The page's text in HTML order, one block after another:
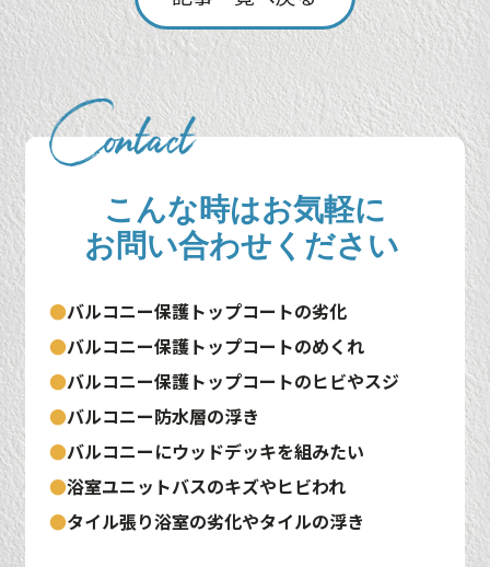
こんな時はお気軽に
お問い合わせください
●バルコニー保護トップコートの劣化
●バルコニー保護トップコートのめくれ
●バルコニー保護トップコートのヒビやスジ
●バルコニー防水層の浮き
●バルコニーにウッドデッキを組みたい
●浴室ユニットバスのキズやヒビわれ
●タイル張り浴室の劣化やタイルの浮き